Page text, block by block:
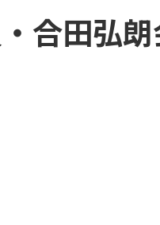
合田弘